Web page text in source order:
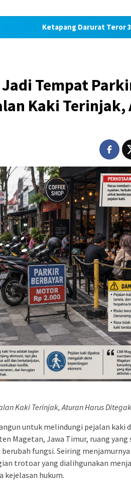
Darurat Teror 32 Pondok
Tempat
Kaki Terinjak,
Kaki Terinjak, Aturan Harus
untuk melindungi pejalan kaki
Magetan, Jawa Timur, ruang yang
fungsi. Seiring menjamurnya
trotoar yang dialihgunakan
kejelasan hukum.